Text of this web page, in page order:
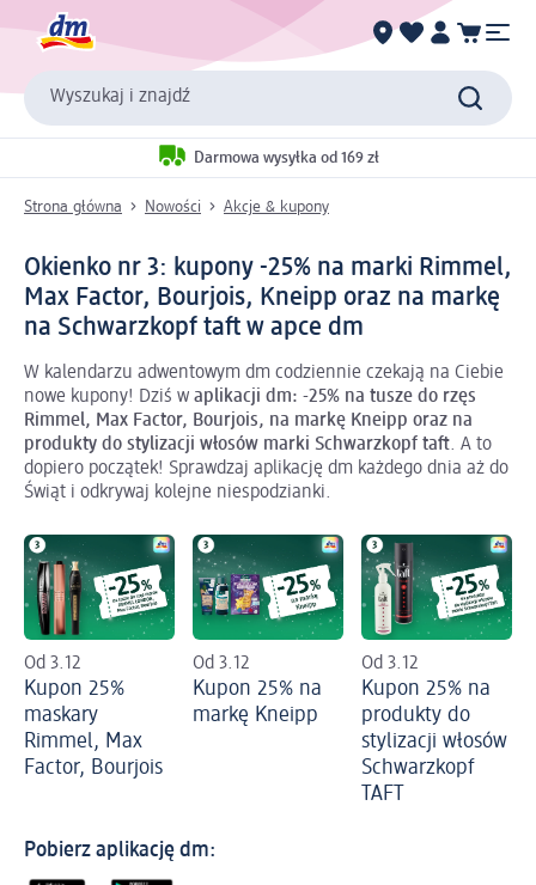
Wyszukaj i znajdź
Darmowa wysyłka od 169 zł
Strona główna Nowości Akcje & kupony
Okienko nr 3: kupony -25% na marki Rimmel,
Max Factor, Bourjois, Kneipp oraz na markę
na Schwarzkopf taft w apce dm
W kalendarzu adwentowym dm codziennie czekają na Ciebie
nowe kupony! Dziś w aplikacji dm: -25% na tusze do rzęs
Rimmel, Max Factor, Bourjois, na markę Kneipp oraz na
produkty do stylizacji włosów marki Schwarzkopf taft. A to
dopiero początek! Sprawdzaj aplikację dm każdego dnia aż do
Świąt i odkrywaj kolejne niespodzianki.
Od 3.12
Kupon 25%
maskary
Rimmel, Max
Factor, Bourjois
Od 3.12
Kupon 25% na
markę Kneipp
Od 3.12
Kupon 25% na
produkty do
stylizacji włosów
Schwarzkopf
TAFT
Pobierz aplikację dm: